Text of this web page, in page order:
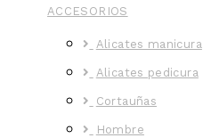
ACCESORIOS
Alicates manicura
Alicates pedicura
Cortauñas
Hombre